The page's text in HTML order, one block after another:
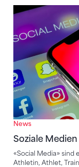
News
Soziale
«Social Media» sind
Athletin, Athlet,
Soziale Medien